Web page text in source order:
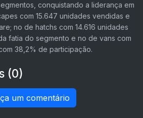
conquistando a liderança em
com 15.647 unidades vendidas e
no de hatchs com 14.616 unidades
fatia do segmento e no de vans com
38,2% de participação.
(0)
um comentário